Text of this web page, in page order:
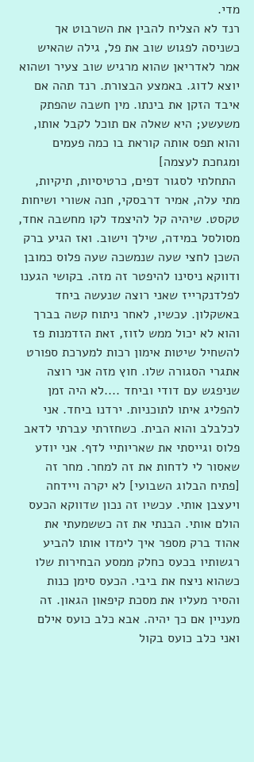
מדי.
רנד לא הצליח להבין את השרבוט אך
כשניסה לפגוש שוב את פל, גילה שהאיש
אמר לאדריאן שהוא מרגיש שוב צעיר ושהוא
יוצא לדוג. באמצע הבצורת. רנד תהה אם
איבד הזקן את בינתו. מין חשבה שהפתק
משעשע; היא שאלה אם תוכל לקבל אותו,
והוא תפס אותה קוראת בו כמה פעמים
ומגחכת לעצמה]
התחלתי לסגור דפים, כרטיסיות, תיקיות,
מתי עלה, אמיר דרבסקי, חנה אשורי ושיחות
טקסט. שיהיה קל להיצמד לקו מחשבה אחד,
מסולסל במידה, שילך וישוב. ואז הגיע ברק
השכן לחצי שעה שנמשכה שעה פלוס כמובן
ודווקא ניסינו להיפטר זה מזה. בקושי הגענו
לפלדנקרייז שאני רוצה שנעשה ביחד
באשקלון. עכשיו, לאחר ניתוח קשה בברך
והוא לא יכול ממש לזוז, זאת הזדמנות פז
להשחיל שיטות אימון רכות למערכת ספורט
אתגרי הסגורה שלו. חוץ מזה אני רוצה
שניפגש עם דודי וביחד ....לא היה זמן
להפליג איתו לתוכניות. ירדנו ביחד. אני
לכלבלב והוא הבית. כשחזרתי עברתי לדאב
פלוס וגייסתי את שאריותיי לדף. אני יודע
שאסור לי לדחות את זה למחר. מחר זה
[פתיח הבלוג השבועי] לא יקרה ויידחה
ויעצבן אותי. עכשיו זה נכון שדווקא הכעס
הולם אותי. הבנתי את זה כששמעתי את
אהוד ברק מספר איך לימדו אותו להביע
רגשותיו בכעס כחלק ממסע הבחירות שלו
כשהוא ניצח את ביבי. הכעס סימן כנות
והסיר מעליו את מסכת קיפאון הגאון. זה
מעניין אם כך יהיה. אבא כלב כועס אילם
ואני כלב כועס בקול